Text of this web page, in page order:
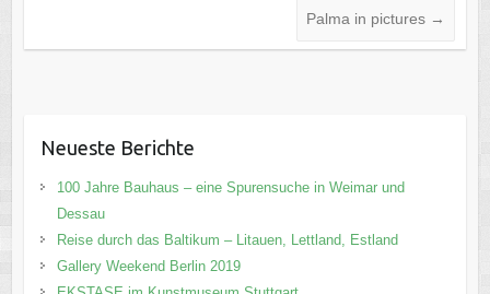
Palma in pictures →
Neueste Berichte
100 Jahre Bauhaus – eine Spurensuche in Weimar und
Dessau
Reise durch das Baltikum – Litauen, Lettland, Estland
Gallery Weekend Berlin 2019